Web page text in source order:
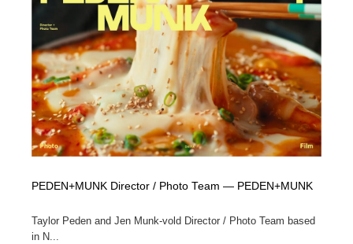
PEDEN+MUNK Director / Photo Team — PEDEN+MUNK
Taylor Peden and Jen Munk-vold Director / Photo Team based
in N...